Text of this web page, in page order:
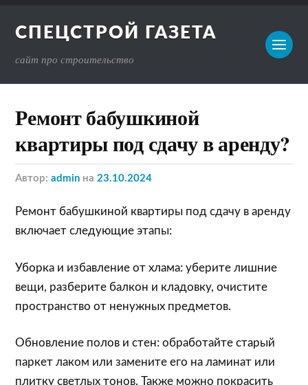
СПЕЦСТРОЙ ГАЗЕТА
сайт про строительство
Ремонт бабушкиной
квартиры под сдачу в аренду?
Автор:admin на23.10.2024
Ремонт бабушкиной квартиры под сдачу в аренду
включает следующие этапы:
Уборка и избавление от хлама: уберите лишние
вещи, разберите балкон и кладовку, очистите
пространство от ненужных предметов.
Обновление полов и стен: обработайте старый
паркет лаком или замените его на ламинат или
плитку светлых тонов. Также можно покрасить